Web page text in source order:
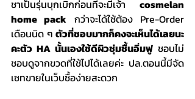
ชาเป็นรุ่นบุกเบิกก่อนที่จะมีเจ้า cosmelan
home pack กว่าจะได้ใช้ต้อง Pre-Order
เดือนนิด ๆ ตัวที่ชอบมากก็คงจะเห็นได้เลยนะ
คะตัว HA นั้นเองใช้ดีผิวชุ่มชื้นอิ่มฟู ชอบไม่
ชอบดูจากขวดที่ใช้ไปได้เลยค่ะ ปล.ตอนนี้มีจัด
เซทขายในเว็บซื้อง่ายสะดวก